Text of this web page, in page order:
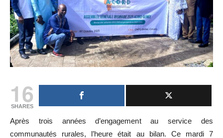
16
SHARES
Après trois années d’engagement au service des
communautés rurales, l’heure était au bilan. Ce mardi 7